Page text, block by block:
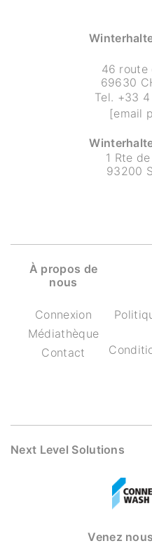
46 route
69630
Tel. +33
[email
1 Rte
93200
À propos de
nous
Connexion
Médiathèque
Contact
Next Level Solutions
Venez